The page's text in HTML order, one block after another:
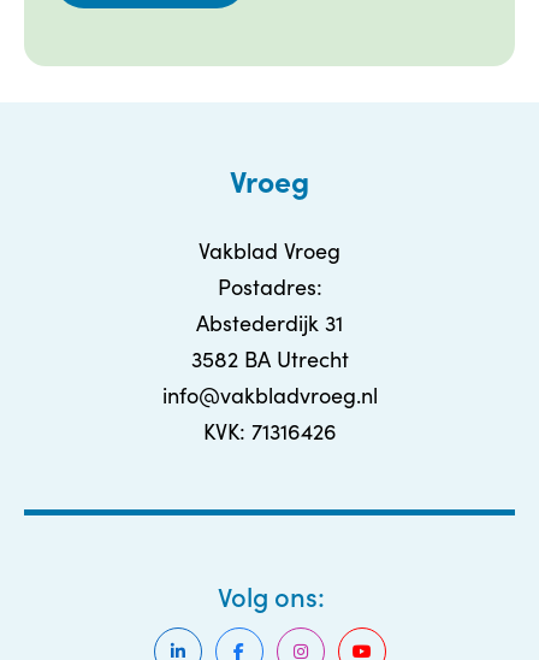
Vroeg
Vakblad Vroeg
Postadres:
Abstederdijk 31
3582 BA Utrecht
info@vakbladvroeg.nl
KVK: 71316426
Volg ons: